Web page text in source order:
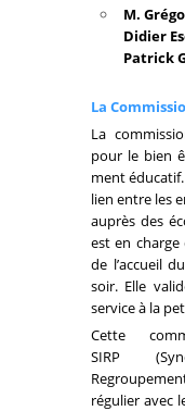
M.
Didier
Patrick
La
La
pour le bien
ment éduca­tif.
lien entre les
auprès des
est en
de l’ac­cueil
soir. Elle
service à la
Cette
SIRP
régulier avec